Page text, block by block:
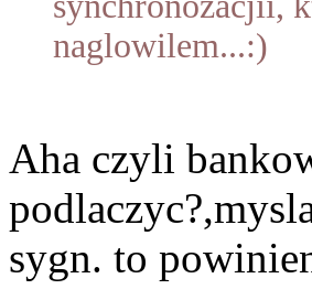
naglowilem...:)
Aha czyli
sygn. to